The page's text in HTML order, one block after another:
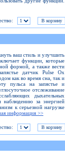
ваш стиль и улучшить
функции, которые
формой, а также вести
датчик Pulse Ox
как во время сна, так и
пульса на запястье и
отслеживание
дыхательных
наблюдению за энергией
к серьезной нагрузке
информация >>